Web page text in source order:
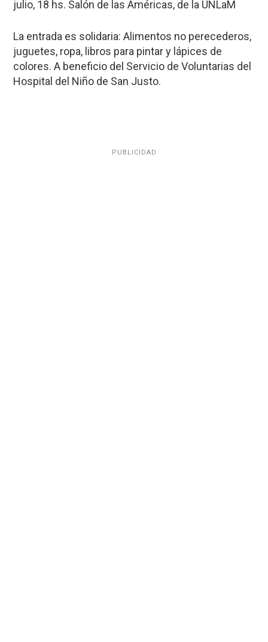
julio, 18 hs. Salón de las Américas, de la UNLaM
La entrada es solidaria: Alimentos no perecederos,
juguetes, ropa, libros para pintar y lápices de
colores. A beneficio del Servicio de Voluntarias del
Hospital del Niño de San Justo.
PUBLICIDAD